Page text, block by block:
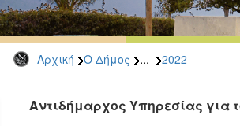
Αρχική Ο Δήμος ... 2022
Αντιδήμαρχος Υπηρεσίας για